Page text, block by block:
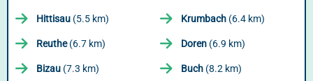
Hittisau (5.5 km) Krumbach (6.4 km)
Reuthe(6.7 km) Doren (6.9 km)
Bizau (7.3 km) Buch (8.2 km)